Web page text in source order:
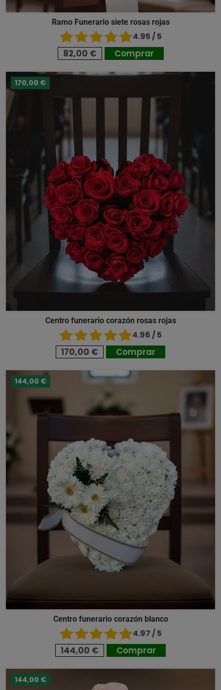
Ramo Funerario siete rosas rojas
4.95 / 5
82,00 € Comprar
170,00 €
Centro funerario corazón rosas rojas
4.96 / 5
170,00 € Comprar
144,00 €
Centro funerario corazón blanco
4.97 / 5
144,00 € Comprar
144,00 €